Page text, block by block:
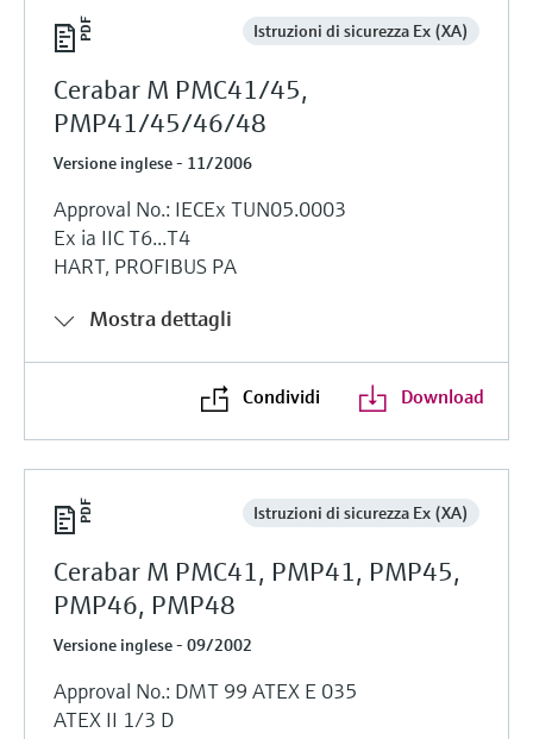
Istruzioni di sicurezza Ex (XA)
Cerabar M PMC41/45,
PMP41/45/46/48
Versione inglese - 11/2006
Approval No.: IECEx TUN05.0003
Ex ia IIC T6...T4
HART, PROFIBUS PA
Mostra dettagli
Condividi Download
Istruzioni di sicurezza Ex (XA)
Cerabar M PMC41, PMP41, PMP45,
PMP46, PMP48
Versione inglese - 09/2002
Approval No.: DMT 99 ATEX E 035
ATEX II 1/3 D